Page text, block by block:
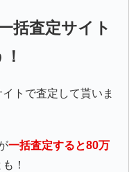
括査定サイト
トで査定して貰いま
一括査定すると80万
！